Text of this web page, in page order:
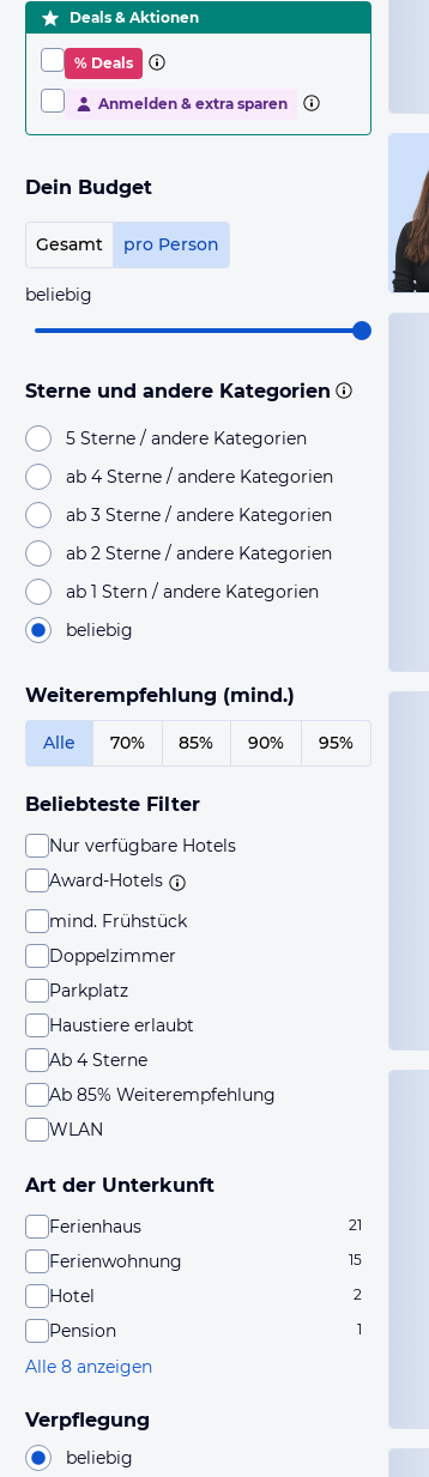
Deals & Aktionen
% Deals
Anmelden & extra sparen
Dein Budget
Gesamt pro Person
beliebig
Sterne und andere Kategorien
5 Sterne / andere Kategorien
ab 4 Sterne / andere Kategorien
ab 3 Sterne / andere Kategorien
ab 2 Sterne / andere Kategorien
ab 1 Stern / andere Kategorien
beliebig
Weiterempfehlung (mind.)
Alle 70% 85% 90% 95%
Beliebteste Filter
Nur verfügbare Hotels
Award-Hotels
mind. Frühstück
Doppelzimmer
Parkplatz
Haustiere erlaubt
Ab 4 Sterne
Ab 85% Weiterempfehlung
WLAN
Art der Unterkunft
Ferienhaus 21
Ferienwohnung 15
Hotel 2
Pension 1
Alle 8 anzeigen
Verpflegung
beliebig